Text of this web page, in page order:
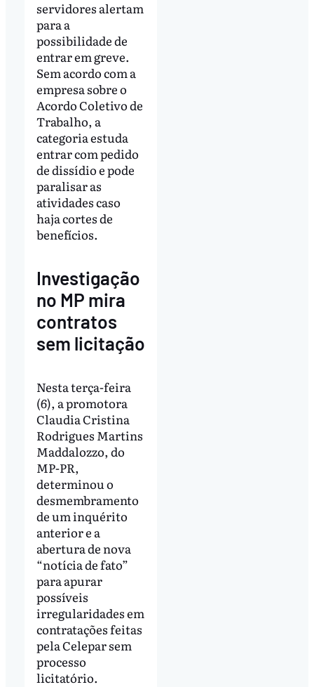
servidores alertam
para a
possibilidade de
entrar em greve.
Sem acordo com a
empresa sobre o
Acordo Coletivo de
Trabalho, a
categoria estuda
entrar com pedido
de dissídio e pode
paralisar as
atividades caso
haja cortes de
benefícios.
Investigação
no MP mira
contratos
sem licitação
Nesta terça-feira
(6), a promotora
Claudia Cristina
Rodrigues Martins
Maddalozzo, do
MP-PR,
determinou o
desmembramento
de um inquérito
anterior e a
abertura de nova
“notícia de fato”
para apurar
possíveis
irregularidades em
contratações feitas
pela Celepar sem
processo
licitatório.